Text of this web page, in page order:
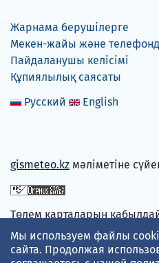
Жарнама берушілерге
Мекен-жайы және
Пайдаланушы келісімі
Құпиялылық саясаты
Русский
English
gismeteo.kz мәліметіне
Төлем карталарын
Мы используем файлы
сайта. Продолжая